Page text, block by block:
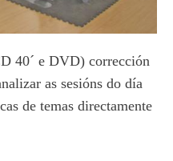
40´ e DVD) corrección
as sesións do día
de temas directamente